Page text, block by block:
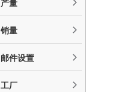
销量
邮件设置
工厂